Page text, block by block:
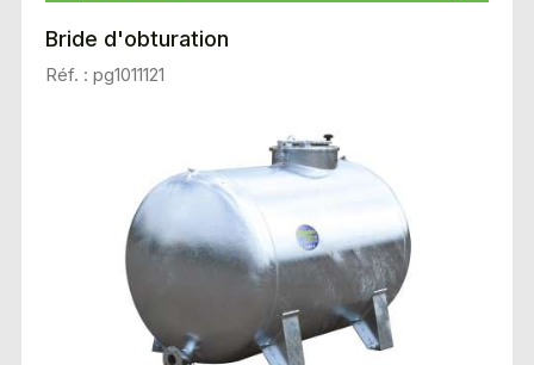
Bride d'obturation
Réf. : pg1011121